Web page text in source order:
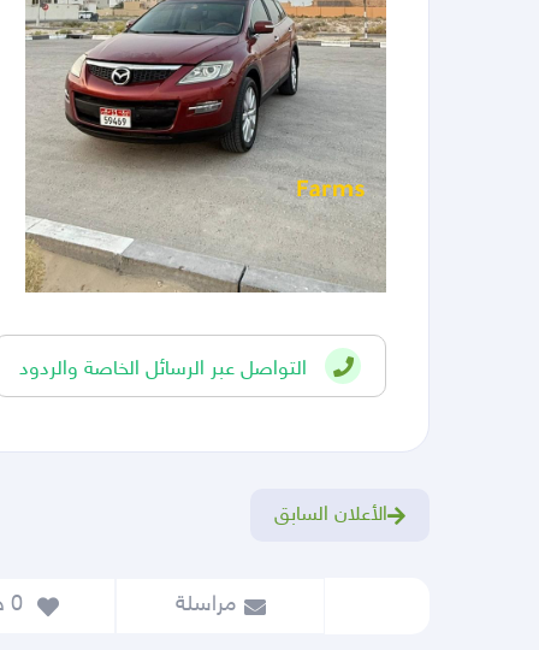
التواصل عبر الرسائل الخاصة والردود
الأعلان السابق
مراسلة 0